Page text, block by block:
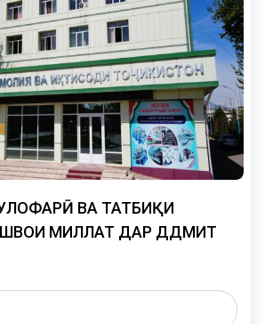
ВА ТАТБИҚИ
МИЛЛАТ ДАР ДДМИТ